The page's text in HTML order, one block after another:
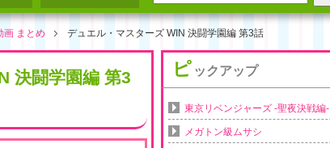
画 まとめ デュエル・マスターズ WIN 決闘学園編 第3話
決闘学園編 第3
ピ ックアップ
東京リベンジャーズ -聖夜決戦編-
メガトン級ムサシ